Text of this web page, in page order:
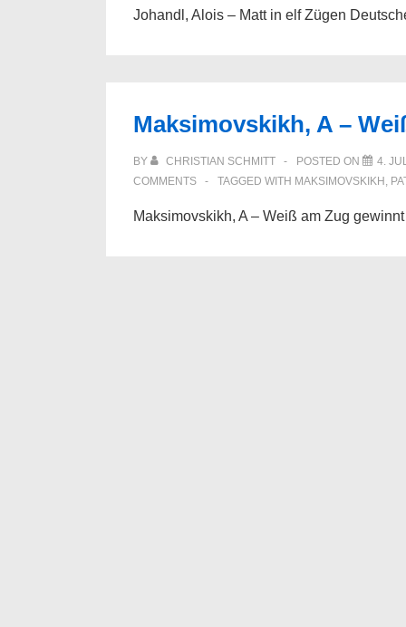
Johandl, Alois – Matt in elf Zügen
Maksimovskikh, A –
BY CHRISTIAN SCHMITT POSTED ON
4.
COMMENTS
TAGGED WITH MAKSIMOVSKIKH ,
Maksimovskikh, A – Weiß am Zug